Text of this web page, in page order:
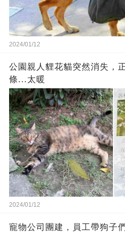
2024/01/12
公園親人貍花貓突然消失，
條...太暖
2024/01/12
寵物公司團建，員工帶狗子